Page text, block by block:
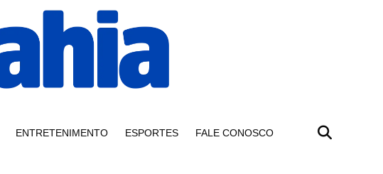
ENTRETENIMENTO ESPORTES FALE CONOSCO